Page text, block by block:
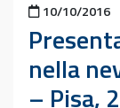
Pubblicato il
10/10/2016
nella
– Pisa,